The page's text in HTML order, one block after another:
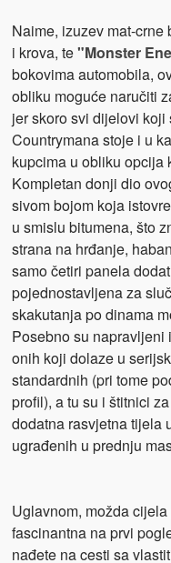
Naime, izuzev mat-
i krova, te"Monster
bokovima automobila,
obliku moguće naručiti
jer skoro svi dijelovi
Countrymana stoje i u
kupcima u obliku opcija
Kompletan donji dio
sivom bojom koja
u smislu bitumena, što
strana na hrđanje,
samo četiri panela
pojednostavljena za
skakutanja po dinama
Posebno su napravljeni
onih koji dolaze u
standardnih (pri tome
profil), a tu su i štitnici
dodatna rasvjetna tijela
ugrađenih u prednju
Uglavnom, možda
fascinantna na prvi
nađete na cesti sa